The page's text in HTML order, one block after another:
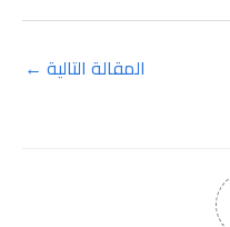
المقالة التالية ←